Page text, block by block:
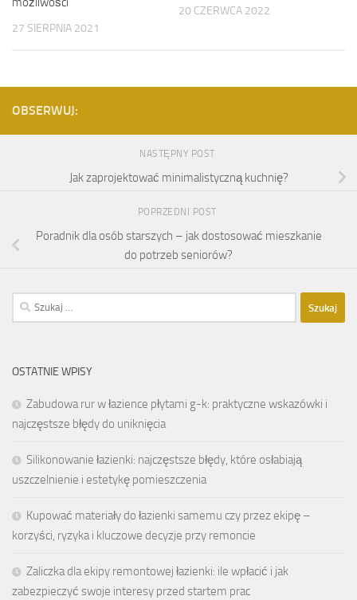
27 SIERPNIA 2021
20 CZERWCA 2022
OBSERWUJ:
NASTĘPNY POST
Jak zaprojektować minimalistyczną kuchnię?
POPRZEDNI POST
Poradnik dla osób starszych – jak dostosować mieszkanie
do potrzeb seniorów?
Szukaj:
OSTATNIE WPISY
Zabudowa rur w łazience płytami g-k: praktyczne wskazówki i
najczęstsze błędy do uniknięcia
Silikonowanie łazienki: najczęstsze błędy, które osłabiają
uszczelnienie i estetykę pomieszczenia
Kupować materiały do łazienki samemu czy przez ekipę –
korzyści, ryzyka i kluczowe decyzje przy remoncie
Zaliczka dla ekipy remontowej łazienki: ile wpłacić i jak
zabezpieczyć swoje interesy przed startem prac